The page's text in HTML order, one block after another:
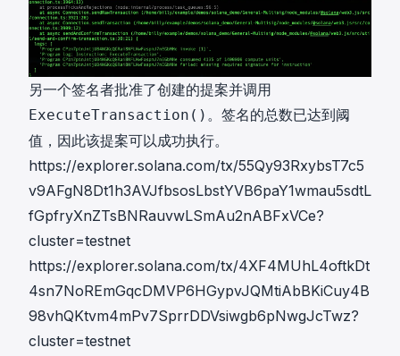
另一个签名者批准了创建的提案并调用
ExecuteTransaction() 。签名的总数已达到阈
值，因此该提案可以成功执行。
https://explorer.solana.com/tx/55Qy93RxybsT7c5
v9AFgN8Dt1h3AVJfbsosLbstYVB6paY1wmau5sdtL
fGpfryXnZTsBNRauvwLSmAu2nABFxVCe?
cluster=testnet
https://explorer.solana.com/tx/4XF4MUhL4oftkDt
4sn7NoREmGqcDMVP6HGypvJQMtiAbBKiCuy4B
98vhQKtvm4mPv7SprrDDVsiwgb6pNwgJcTwz?
cluster=testnet